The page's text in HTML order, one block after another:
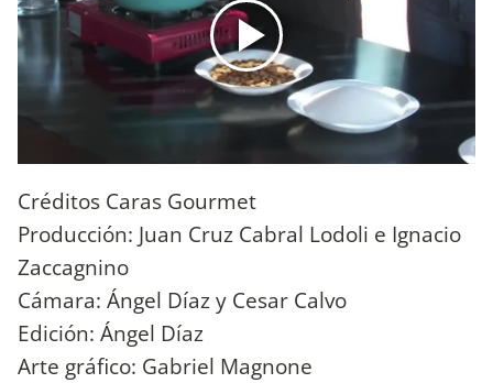
Créditos Caras Gourmet
Producción: Juan Cruz Cabral Lodoli e Ignacio
Zaccagnino
Cámara: Ángel Díaz y Cesar Calvo
Edición: Ángel Díaz
Arte gráfico: Gabriel Magnone